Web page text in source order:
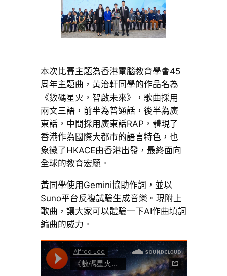
本次比賽主題為香港電腦教育學會45
周年主題曲，黃治軒同學的作品名為
《數碼星火，智啟未來》，歌曲採用
兩文三語，前半為普通話，後半為廣
東話，中間採用廣東話RAP，體現了
香港作為國際大都市的語言特色，也
象徵了HKACE由香港出發，最終面向
全球的教育宏願。
黃同學使用Gemini協助作詞，並以
Suno平台反複試驗生成音樂。現附上
歌曲，讓大家可以體驗一下AI作曲填詞
編曲的威力。